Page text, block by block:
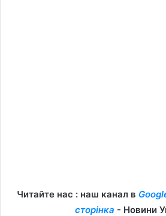
Читайте нас : наш канал в
сторінка - Новини